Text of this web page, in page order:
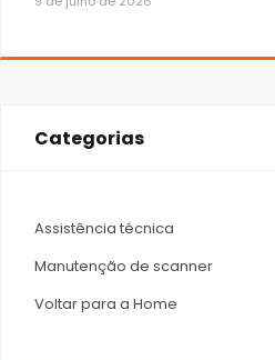
Categorias
Assistência técnica
Manutenção de scanner
Voltar para a Home